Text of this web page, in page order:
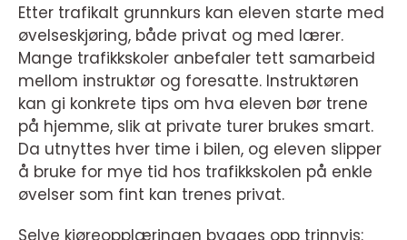
Etter trafikalt grunnkurs kan eleven starte med
øvelseskjøring, både privat og med lærer.
Mange trafikkskoler anbefaler tett samarbeid
mellom instruktør og foresatte. Instruktøren
kan gi konkrete tips om hva eleven bør trene
på hjemme, slik at private turer brukes smart.
Da utnyttes hver time i bilen, og eleven slipper
å bruke for mye tid hos trafikkskolen på enkle
øvelser som fint kan trenes privat.